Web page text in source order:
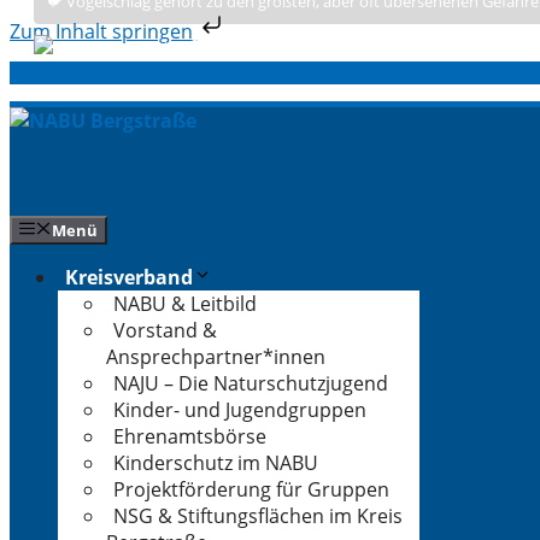
Zum Inhalt springen
Zum
Inhalt
springen
Menü
Kreisverband
NABU & Leitbild
Vorstand &
Ansprechpartner*innen
NAJU – Die Naturschutzjugend
Kinder- und Jugendgruppen
Ehrenamtsbörse
Kinderschutz im NABU
Projektförderung für Gruppen
NSG & Stiftungsflächen im Kreis